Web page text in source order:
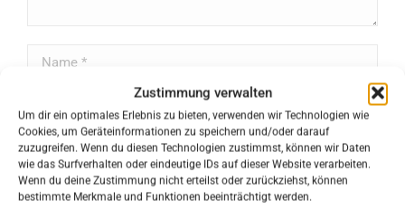
Zustimmung verwalten
Um dir ein optimales Erlebnis zu bieten, verwenden wir Technologien wie
Cookies, um Geräteinformationen zu speichern und/oder darauf
zuzugreifen. Wenn du diesen Technologien zustimmst, können wir Daten
wie das Surfverhalten oder eindeutige IDs auf dieser Website verarbeiten.
Wenn du deine Zustimmung nicht erteilst oder zurückziehst, können
bestimmte Merkmale und Funktionen beeinträchtigt werden.
Name *
Website
Meinen Namen, E-Mail und Website in diesem Browser